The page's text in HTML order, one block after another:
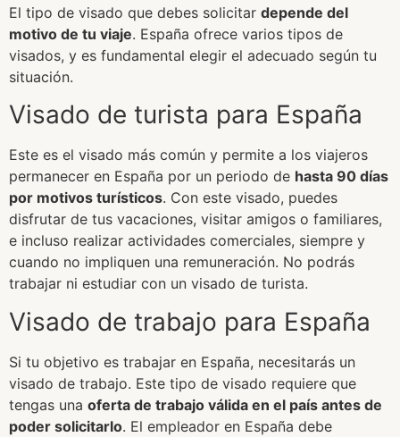
El tipo de visado que debes solicitar depende del
motivo de tu viaje. España ofrece varios tipos de
visados, y es fundamental elegir el adecuado según tu
situación.
Visado de turista para España
Este es el visado más común y permite a los viajeros
permanecer en España por un periodo de hasta 90 días
por motivos turísticos. Con este visado, puedes
disfrutar de tus vacaciones, visitar amigos o familiares,
e incluso realizar actividades comerciales, siempre y
cuando no impliquen una remuneración. No podrás
trabajar ni estudiar con un visado de turista.
Visado de trabajo para España
Si tu objetivo es trabajar en España, necesitarás un
visado de trabajo. Este tipo de visado requiere que
tengas una oferta de trabajo válida en el país antes de
poder solicitarlo. El empleador en España debe